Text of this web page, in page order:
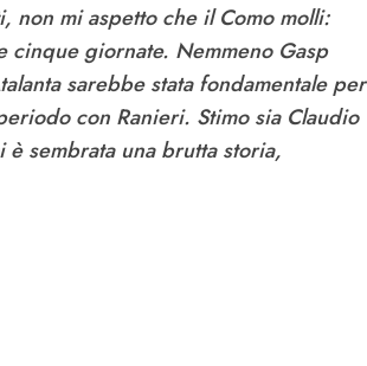
non mi aspetto che il Como molli:
cinque giornate. Nemmeno Gasp
sarebbe stata fondamentale per
con Ranieri. Stimo sia Claudio
sembrata una brutta storia,